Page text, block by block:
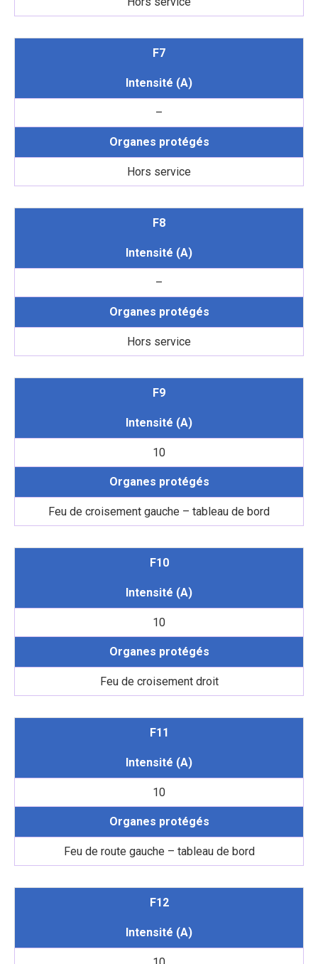
F7
Intensité (A)
–
Organes protégés
Hors service
F8
Intensité (A)
–
Organes protégés
Hors service
F9
Intensité (A)
10
Organes protégés
Feu de croisement gauche – tableau de bord
F10
Intensité (A)
10
Organes protégés
Feu de croisement droit
F11
Intensité (A)
10
Organes protégés
Feu de route gauche – tableau de bord
F12
Intensité (A)